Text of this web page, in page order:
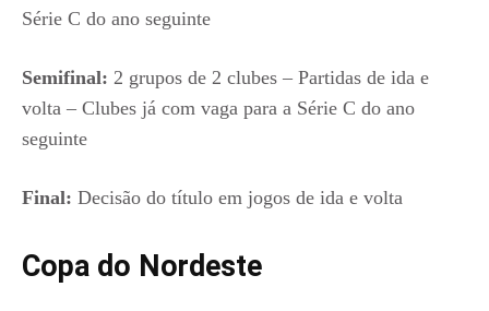
Série C do ano seguinte
Semifinal: 2 grupos de 2 clubes – Partidas de ida e
volta – Clubes já com vaga para a Série C do ano
seguinte
Final: Decisão do título em jogos de ida e volta
Copa do Nordeste